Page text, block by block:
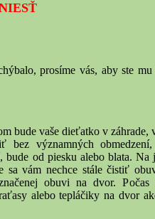
prosíme vás, aby ste
bude vaše dieťatko v záhrade,
významných
od piesku alebo blata. Na
sa vám nechce stále čistiť
obuvi na dvor.
alebo tepláčiky na dvor